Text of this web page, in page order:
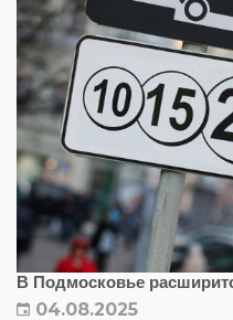
В Подмосковье
04.08.2025